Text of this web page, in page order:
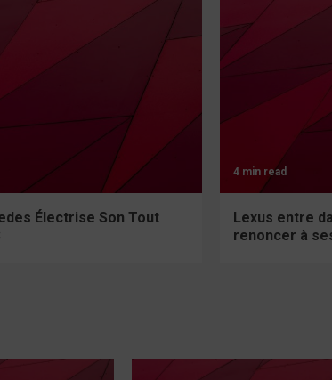
Électrise Son Tout
4 min read
Lexus entre
renoncer à